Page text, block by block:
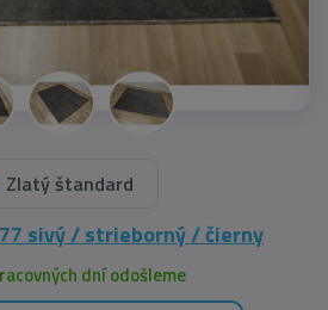
Zlatý štandard
sivý / strieborný / čierny
dní odošleme